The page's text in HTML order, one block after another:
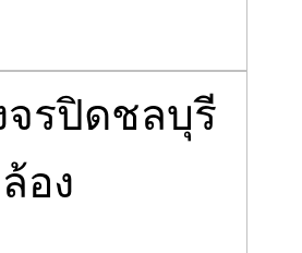
จรปิดชลบุรี
อง